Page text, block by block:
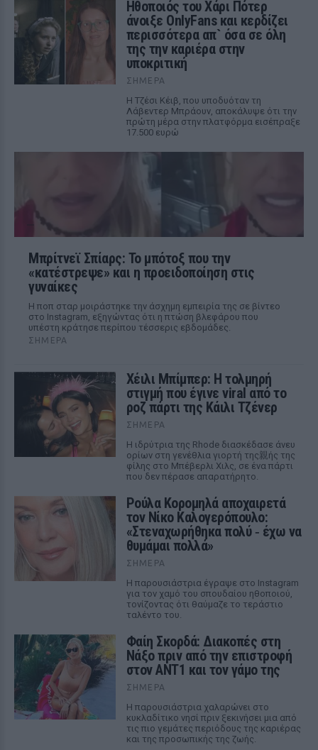
Ηθοποιός του Χάρι Πότερ
άνοιξε OnlyFans και κερδίζει
περισσότερα απ` όσα σε όλη
της την καριέρα στην
υποκριτική
ΣΉΜΕΡΑ
Η Τζέσι Κέιβ, που υποδυόταν τη
Λάβεντερ Μπράουν, αποκάλυψε ότι την
πρώτη μέρα στην πλατφόρμα εισέπραξε
17.500 ευρώ
Μπρίτνεϊ Σπίαρς: Το μπότοξ που την
«κατέστρεψε» και η προειδοποίηση στις
γυναίκες
Η ποπ σταρ μοιράστηκε την άσχημη εμπειρία της σε βίντεο
στο Instagram, εξηγώντας ότι η πτώση βλεφάρου που
υπέστη κράτησε περίπου τέσσερις εβδομάδες.
ΣΉΜΕΡΑ
Χέιλι Μπίμπερ: Η τολμηρή
στιγμή που έγινε viral από το
ροζ πάρτι της Κάιλι Τζένερ
ΣΉΜΕΡΑ
Η ιδρύτρια της Rhode διασκέδασε άνευ
ορίων στη γενέθλια γιορτή της親ής της
φίλης στο Μπέβερλι Χιλς, σε ένα πάρτι
που δεν πέρασε απαρατήρητο.
Ρούλα Κορομηλά αποχαιρετά
τον Νίκο Καλογερόπουλο:
«Στεναχωρήθηκα πολύ ‑ έχω να
θυμάμαι πολλά»
ΣΉΜΕΡΑ
Η παρουσιάστρια έγραψε στο Instagram
για τον χαμό του σπουδαίου ηθοποιού,
τονίζοντας ότι θαύμαζε το τεράστιο
ταλέντο του.
Φαίη Σκορδά: Διακοπές στη
Νάξο πριν από την επιστροφή
στον ΑΝΤ1 και τον γάμο της
ΣΉΜΕΡΑ
Η παρουσιάστρια χαλαρώνει στο
κυκλαδίτικο νησί πριν ξεκινήσει μια από
τις πιο γεμάτες περιόδους της καριέρας
και της προσωπικής της ζωής.